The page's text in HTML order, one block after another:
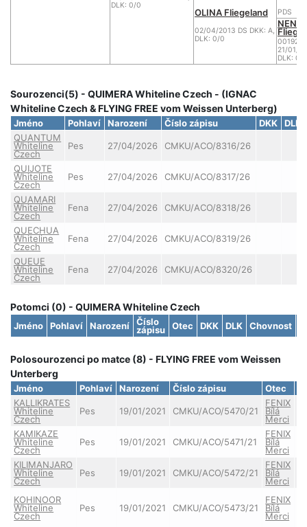
DLK: 0/0
OLINA Fliegeland
02/04/2013 DS DKK: A,
DLK: 0/0
PDS
NENY
00192
21/01/
DLK: 0/0
Sourozenci(5) - QUIMERA Whiteline Czech - (IGNAC
Whiteline Czech & FLYING FREE vom Weissen Unterberg)
Jméno Pohlaví Narození Číslo zápisu DKK
DLK
QUANTUM
Whiteline
Czech
Pes 27/04/2026 CMKU/ACO/8316/26
QUIJOTE
Whiteline
Czech
Pes 27/04/2026 CMKU/ACO/8317/26
QUAMARI
Whiteline
Czech
Fena 27/04/2026 CMKU/ACO/8318/26
QUECHUA
Whiteline
Czech
Fena 27/04/2026 CMKU/ACO/8319/26
QUEUE
Whiteline
Czech
Fena 27/04/2026 CMKU/ACO/8320/26
Potomci (0) - QUIMERA Whiteline Czech
Jméno Pohlaví Narození Číslo
zápisu Otec DKK DLK Chovnost
Polosourozenci po matce (8) - FLYING FREE vom Weissen
Unterberg
Jméno Pohlaví Narození Číslo zápisu Otec
KALLIKRATES
Whiteline
Czech
Pes 19/01/2021 CMKU/ACO/5470/21
FENIX
Bílá
Merci
KAMIKAZE
Whiteline
Czech
Pes 19/01/2021 CMKU/ACO/5471/21
FENIX
Bílá
Merci
KILIMANJARO
Whiteline
Czech
Pes 19/01/2021 CMKU/ACO/5472/21
FENIX
Bílá
Merci
KOHINOOR
Whiteline
Czech
Pes 19/01/2021 CMKU/ACO/5473/21
FENIX
Bílá
Merci